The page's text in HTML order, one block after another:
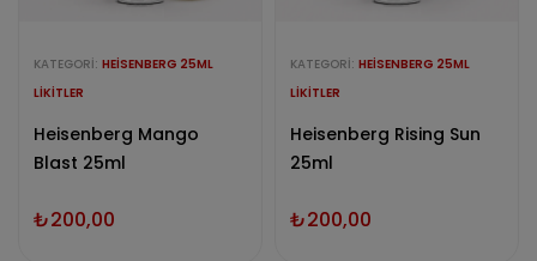
KATEGORI: HEISENBERG 25ML
LIKITLER
Heisenberg Mango
Blast 25ml
₺200,00
KATEGORI: HEISENBERG 25ML
LIKITLER
Heisenberg Rising Sun
25ml
₺200,00